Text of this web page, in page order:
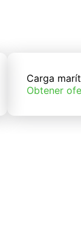
Carga
Obtener